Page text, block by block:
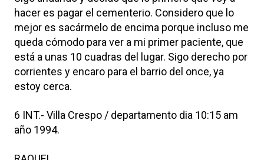
hacer es pagar el cementerio. Considero que lo
mejor es sacármelo de encima porque incluso me
queda cómodo para ver a mi primer paciente, que
está a unas 10 cuadras del lugar. Sigo derecho por
corrientes y encaro para el barrio del once, ya
estoy cerca.
6 INT.- Villa Crespo / departamento dia 10:15 am
año 1994.